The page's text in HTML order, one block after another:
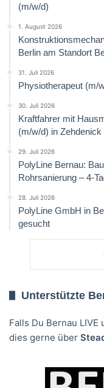
(m/w/d)
1. August 2026
Berlin am Standort
31. Juli 2026
Physiotherapeut (m/
30. Juli 2026
Kraftfahrer mit
(m/w/d) in Zehdenick
29. Juli 2026
PolyLine Bernau:
Rohrsanierung – 4-
28. Juli 2026
PolyLine GmbH in
gesucht
Unterstützte
Falls Du Bernau
dies gerne über